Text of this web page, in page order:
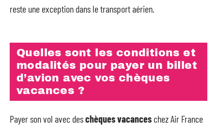
reste une exception dans le transport aérien.
Quelles sont les conditions et
modalités pour payer un billet
d’avion avec vos chèques
vacances ?
Payer son vol avec deschèques vacances chez Air France